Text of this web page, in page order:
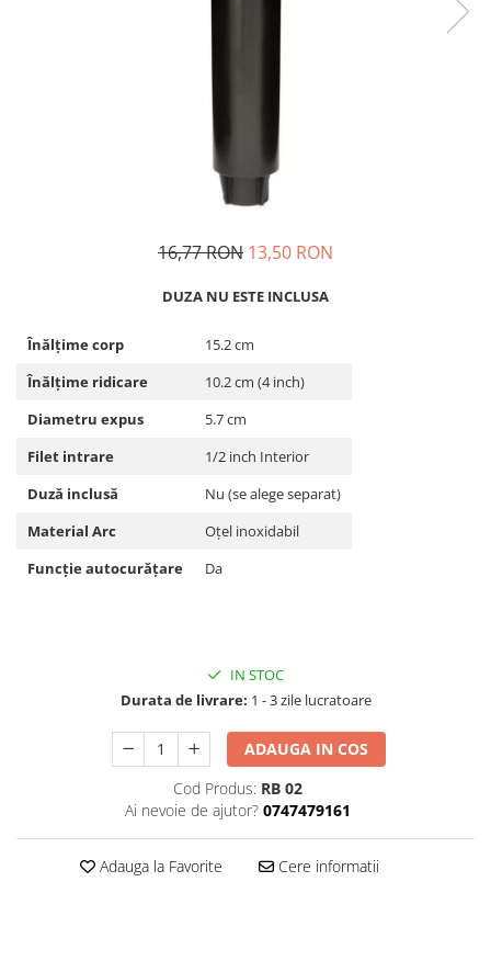
16,77 RON 13,50 RON
DUZA NU ESTE INCLUSA
Înălțime corp
15.2 cm
Înălțime ridicare
10.2 cm (4 inch)
Diametru expus
5.7 cm
Filet intrare
1/2 inch Interior
Duză inclusă
Nu (se alege separat)
Material Arc
Oțel inoxidabil
Funcție autocurățare
Da
IN STOC
Durata de livrare: 1 - 3 zile lucratoare
ADAUGA IN COS
Cod Produs: RB 02
Ai nevoie de ajutor? 0747479161
Adauga la Favorite Cere informatii